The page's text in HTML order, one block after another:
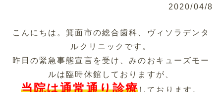
2020/04/8
こんにちは。箕面市の総合歯科、ヴィソラデンタ
ルクリニックです。
昨日の緊急事態宣言を受け、みのおキューズモー
ルは臨時休館しておりますが、
当院は通常通り診療しております。